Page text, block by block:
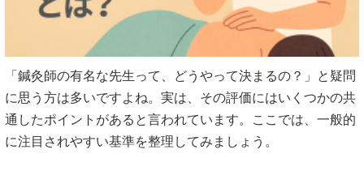
「鍼灸師の有名な先生って、どうやって決まるの？」と疑問
に思う方は多いですよね。実は、その評価にはいくつかの共
通したポイントがあると言われています。ここでは、一般的
に注目されやすい基準を整理してみましょう。